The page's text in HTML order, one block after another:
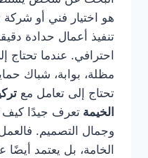
هو اختيار فني أو شركة
تنفيذ أعمال حدادة
احترافي. عندما تحتاج
مظلة، بوابة، شباك
تحتاج إلى تعامل مع
الخيمة تعرف جيدًا كيف
وجمال التصميم.
الخامة، بل يعتمد